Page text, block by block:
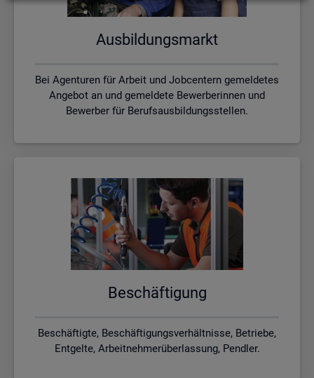
Aus­bil­dungs­markt
Bei Agenturen für Arbeit und Jobcentern gemeldetes
Angebot an und gemeldete Bewerberinnen und
Bewerber für Berufsausbildungsstellen.
Be­schäf­ti­gung
Beschäftigte, Beschäftigungsverhältnisse, Betriebe,
Entgelte, Arbeitnehmerüberlassung, Pendler.